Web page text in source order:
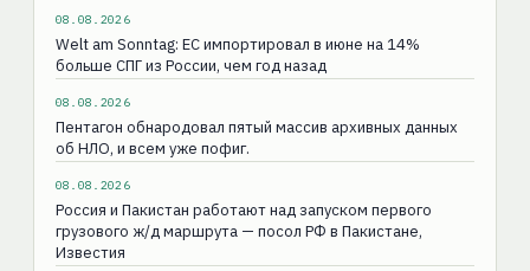
08.08.2026
Welt am Sonntag: ЕС импортировал в июне на 14%
больше СПГ из России, чем год назад
08.08.2026
Пентагон обнародовал пятый массив архивных данных
об НЛО, и всем уже пофиг.
08.08.2026
Россия и Пакистан работают над запуском первого
грузового ж/д маршрута — посол РФ в Пакистане,
Известия